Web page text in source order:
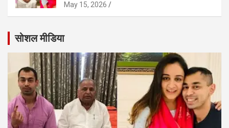
May 15, 2026
सोशल मीडिया